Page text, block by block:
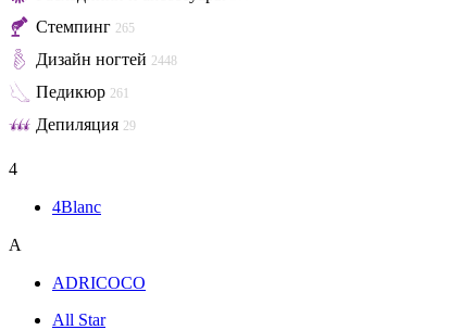
Стемпинг 265
Дизайн ногтей 2448
Педикюр 261
Депиляция 29
4
4Blanc
A
ADRICOCO
All Star